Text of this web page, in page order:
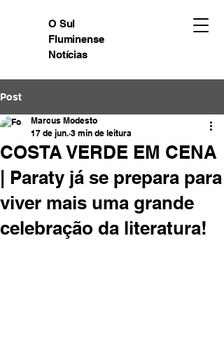
O Sul
Fluminense
Notícias
Post
COSTA VERDE EM CENA
| Paraty já se prepara para
viver mais uma grande
celebração da literatura!
Marcus Modesto
17 de jun. 3 min de leitura